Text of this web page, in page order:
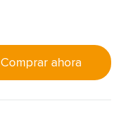
Comprar ahora